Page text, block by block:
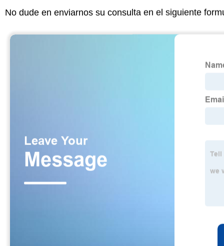
No dude en enviarnos su consulta en el siguiente